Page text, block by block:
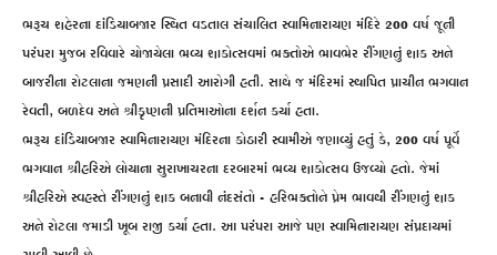
ભરૂચ શહેરના દાંડિયાબજાર સ્થિત વડતાલ સંચાલિત સ્વામિનારાયણ મંદિરે 200 વર્ષ જૂની
પરંપરા મુજબ રવિવારે યોજાયેલા ભવ્ય શાકોત્સવમાં ભક્તોએ ભાવભેર રીંગણનું શાક અને
બાજરીના રોટલાના જમણની પ્રસાદી આરોગી હતી. સાથે જ મંદિરમાં સ્થાપિત પ્રાચીન ભગવાન
રેવતી, બળદેવ અને શ્રીકૃષ્ણની પ્રતિમાઓના દર્શન કર્યા હતા.
ભરૂચ દાંડિયાબજાર સ્વામિનારાયણ મંદિરના કોઠારી સ્વામીએ જણાવ્યું હતું કે, 200 વર્ષ પૂર્વે
ભગવાન શ્રીહરિએ લોયાના સુરાખાચરના દરબારમાં ભવ્ય શાકોત્સવ ઉજવ્યો હતો. જેમાં
શ્રીહરિએ સ્વહસ્તે રીંગણનું શાક બનાવી નંદસંતો – હરિભક્તોને પ્રેમ ભાવથી રીંગણનું શાક
અને રોટલા જમાડી ખૂબ રાજી કર્યા હતા. આ પરંપરા આજે પણ સ્વામિનારાયણ સંપ્રદાયમાં